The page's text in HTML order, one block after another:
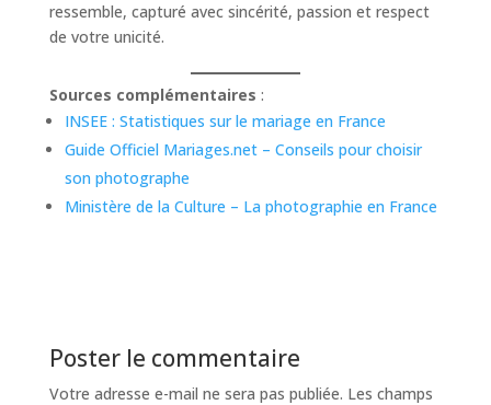
ressemble, capturé avec sincérité, passion et respect
de votre unicité.
Sources complémentaires :
INSEE : Statistiques sur le mariage en France
Guide Officiel Mariages.net – Conseils pour choisir
son photographe
Ministère de la Culture – La photographie en France
Poster le commentaire
Votre adresse e-mail ne sera pas publiée. Les champs